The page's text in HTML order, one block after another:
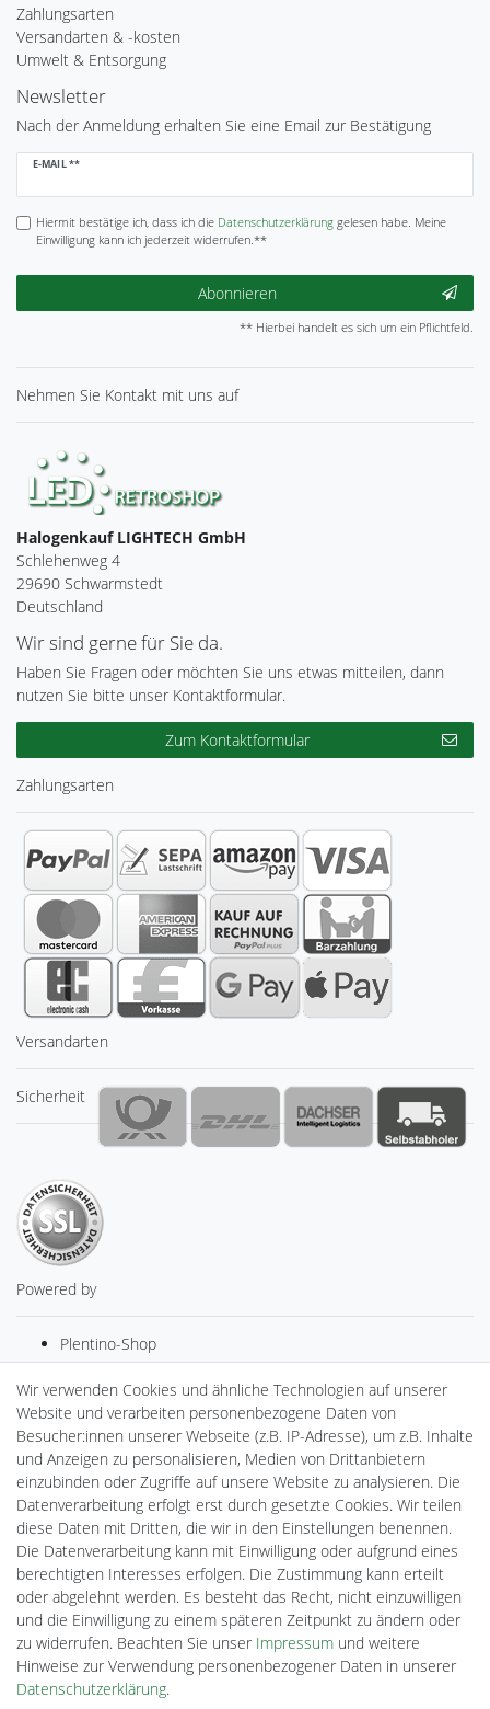
Zahlungsarten
Versandarten & -kosten
Umwelt & Entsorgung
Newsletter
Nach der Anmeldung erhalten Sie eine Email zur Bestätigung
E-MAIL **
Newsletter
Hiermit bestätige ich, dass ich die Daten­schutz­erklärunggelesen habe. Meine
Einwilligung kann ich jederzeit widerrufen.**
Abonnieren
** Hierbei handelt es sich um ein Pflichtfeld.
Nehmen Sie Kontakt mit uns auf
Halogenkauf LIGHTECH GmbH
Schlehenweg 4
29690 Schwarmstedt
Deutschland
Wir sind gerne für Sie da.
Haben Sie Fragen oder möchten Sie uns etwas mitteilen, dann
nutzen Sie bitte unser Kontaktformular.
Zum Kontaktformular
Zahlungsarten
Versandarten
Sicherheit
Powered by
Plentino-Shop
gAGaLamp
Drohnenstore24
MeinUSB
Batteriespeicher
PlentiSolar
Gebrauchtlicht
Ledkauf
DEYESOLAR
Lightech Connect
CardanLight Europe
FORTIMO LEDs
Cardanlight-Shop
Wallbox24
Wir verwenden Cookies und ähnliche Technologien auf unserer
Website und verarbeiten personenbezogene Daten von
Besucher:innen unserer Webseite (z.B. IP-Adresse), um z.B. Inhalte
und Anzeigen zu personalisieren, Medien von Drittanbietern
einzubinden oder Zugriffe auf unsere Website zu analysieren. Die
Datenverarbeitung erfolgt erst durch gesetzte Cookies. Wir teilen
diese Daten mit Dritten, die wir in den Einstellungen benennen.
Die Datenverarbeitung kann mit Einwilligung oder aufgrund eines
berechtigten Interesses erfolgen. Die Zustimmung kann erteilt
oder abgelehnt werden. Es besteht das Recht, nicht einzuwilligen
und die Einwilligung zu einem späteren Zeitpunkt zu ändern oder
zu widerrufen. Beachten Sie unser Impressum und weitere
Hinweise zur Verwendung personenbezogener Daten in unserer
Daten­schutz­erklärung.